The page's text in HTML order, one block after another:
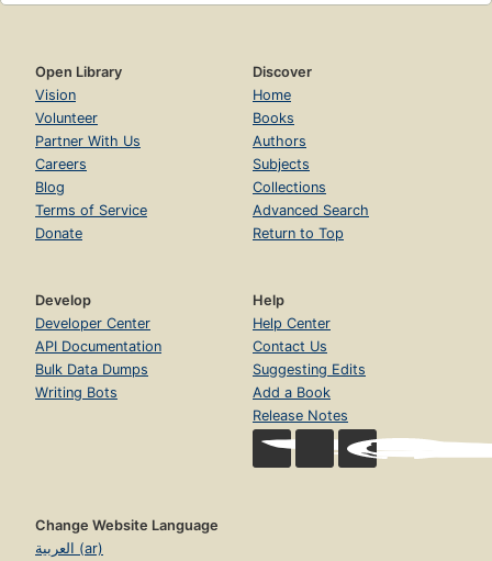
Open Library
Vision
Volunteer
Partner With Us
Careers
Blog
Terms of Service
Donate
Discover
Home
Books
Authors
Subjects
Collections
Advanced Search
Return to Top
Develop
Developer Center
API Documentation
Bulk Data Dumps
Writing Bots
Help
Help Center
Contact Us
Suggesting Edits
Add a Book
Release Notes
Change Website Language
العربية (ar)